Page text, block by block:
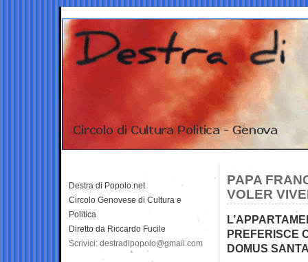
PAPA
VOLER
PREFERISCE
DOMUS
Destra di Popolo.net
Circolo Genovese di Cultura e
Politica
Diretto da Riccardo Fucile
Scrivici: destradipopolo@gmail.com